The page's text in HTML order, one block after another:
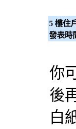
5 樓住
發表時
你
後
白